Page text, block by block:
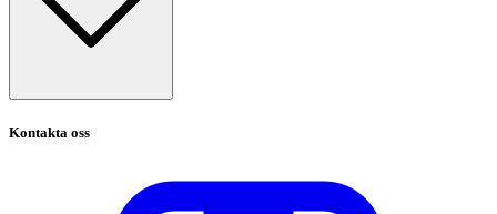
Kontakta oss